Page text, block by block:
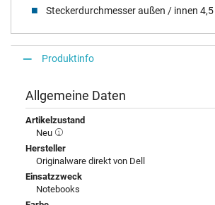
Steckerdurchmesser außen / innen
Produktinfo
Allgemeine Daten
Artikelzustand
Neu
Hersteller
Originalware direkt von Dell
Einsatzzweck
Notebooks